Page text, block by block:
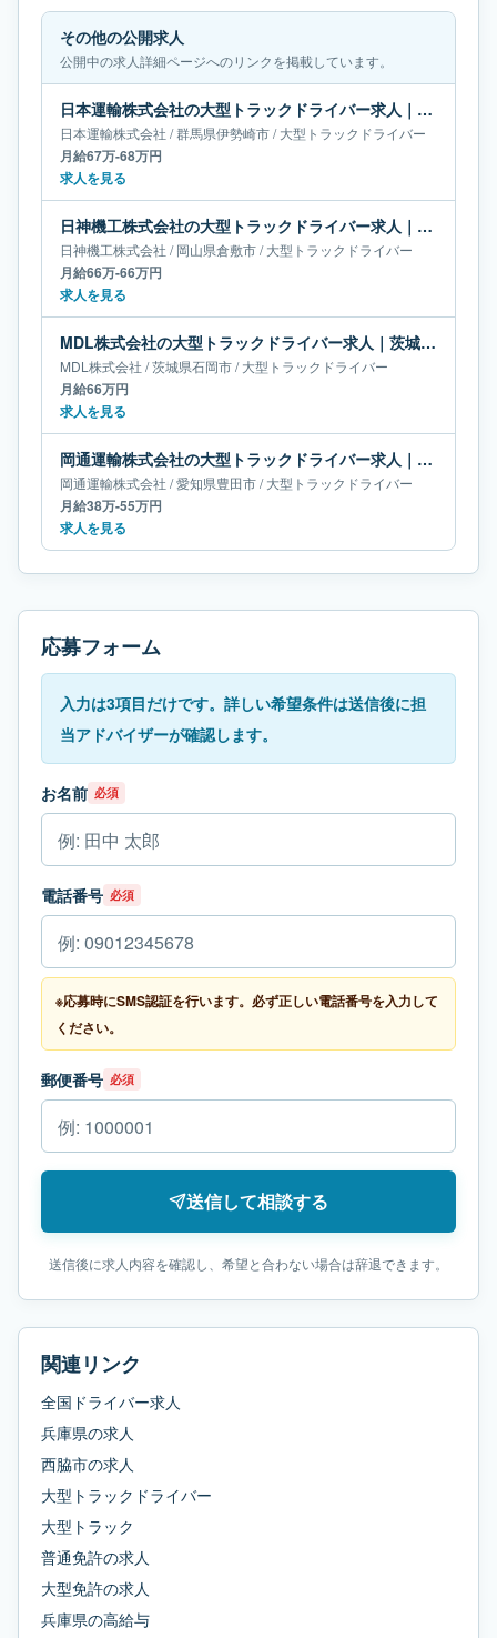
その他の公開求人
公開中の求人詳細ページへのリンクを掲載しています。
日本運輸株式会社の大型トラックドライバー求人｜群馬県伊勢崎市｜月給67万-68万円
日本運輸株式会社 /群馬県伊勢崎市/大型トラックドライバー
月給67万-68万円
求人を見る
日神機工株式会社の大型トラックドライバー求人｜岡山県倉敷市｜月給66万-66万円
日神機工株式会社 /岡山県倉敷市/大型トラックドライバー
月給66万-66万円
求人を見る
MDL株式会社の大型トラックドライバー求人｜茨城県石岡市｜月給66万円
MDL株式会社 /茨城県石岡市/大型トラックドライバー
月給66万円
求人を見る
岡通運輸株式会社の大型トラックドライバー求人｜愛知県豊田市｜月給38万-55万円
岡通運輸株式会社 /愛知県豊田市/大型トラックドライバー
月給38万-55万円
求人を見る
応募フォーム
入力は3項目だけです。詳しい希望条件は送信後に担
当アドバイザーが確認します。
お名前 必須
電話番号 必須
※応募時にSMS認証を行います。必ず正しい電話番号を入力して
ください。
郵便番号 必須
送信して相談する
送信後に求人内容を確認し、希望と合わない場合は辞退できます。
関連リンク
全国ドライバー求人
兵庫県の求人
西脇市の求人
大型トラックドライバー
大型トラック
普通免許の求人
大型免許の求人
兵庫県の高給与